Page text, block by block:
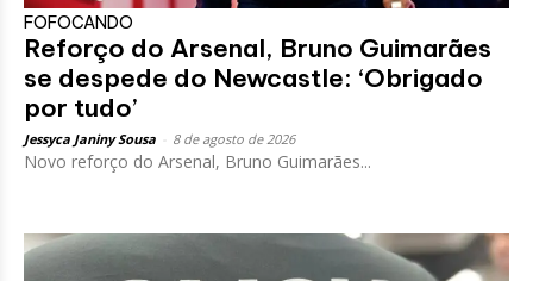
FOFOCANDO
Reforço do Arsenal, Bruno Guimarães
se despede do Newcastle: ‘Obrigado
por tudo’
Jessyca Janiny Sousa 8 de agosto de 2026
Novo reforço do Arsenal, Bruno Guimarães...